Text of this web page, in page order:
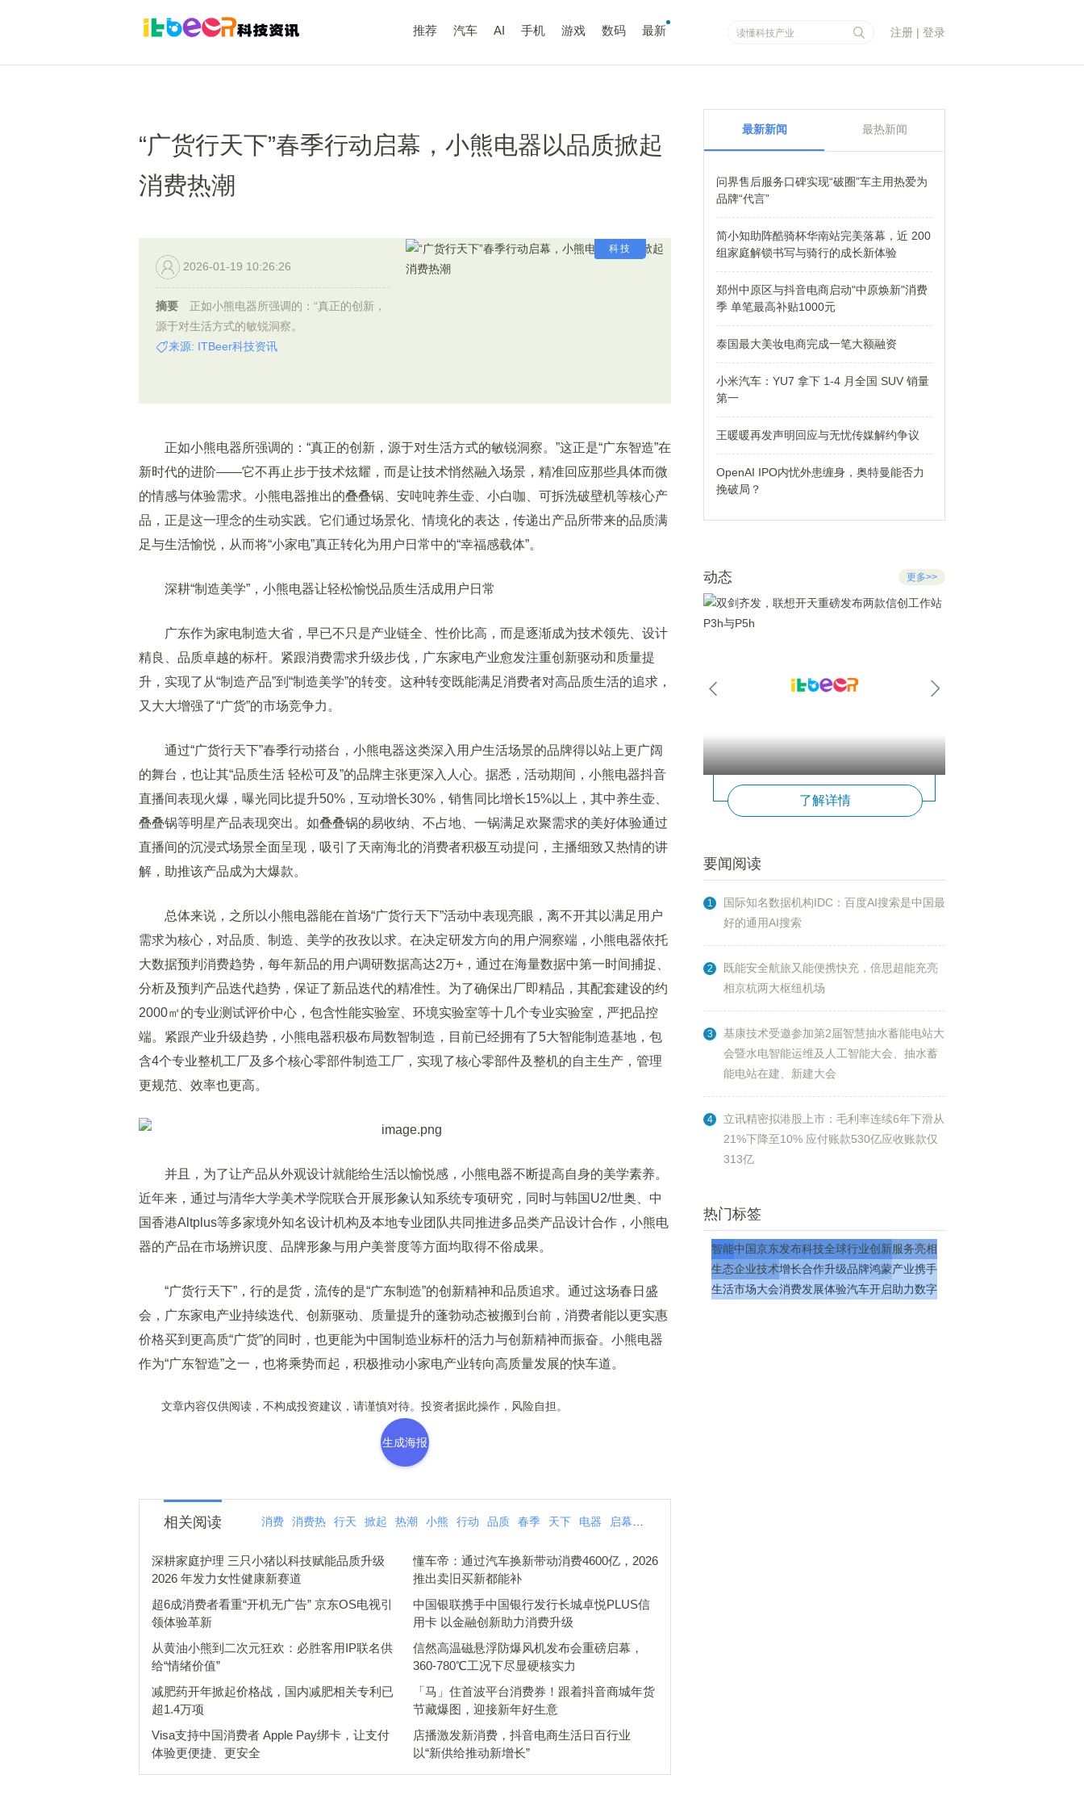
推荐 汽车 AI 手机 游戏 数码 最新 注册 | 登录
“广货行天下”春季行动启幕，小熊电器以品质掀起
消费热潮
科技
2026-01-19 10:26:26
摘要
正如小熊电器所强调的：“真正的创新，
源于对生活方式的敏锐洞察。
来源: ITBeer科技资讯
正如小熊电器所强调的：“真正的创新，源于对生活方式的敏锐洞察。”这正是“广东智造”在
新时代的进阶——它不再止步于技术炫耀，而是让技术悄然融入场景，精准回应那些具体而微
的情感与体验需求。小熊电器推出的叠叠锅、安吨吨养生壶、小白咖、可拆洗破壁机等核心产
品，正是这一理念的生动实践。它们通过场景化、情境化的表达，传递出产品所带来的品质满
足与生活愉悦，从而将“小家电”真正转化为用户日常中的“幸福感载体”。
深耕“制造美学”，小熊电器让轻松愉悦品质生活成用户日常
广东作为家电制造大省，早已不只是产业链全、性价比高，而是逐渐成为技术领先、设计
精良、品质卓越的标杆。紧跟消费需求升级步伐，广东家电产业愈发注重创新驱动和质量提
升，实现了从“制造产品”到“制造美学”的转变。这种转变既能满足消费者对高品质生活的追求，
又大大增强了“广货”的市场竞争力。
通过“广货行天下”春季行动搭台，小熊电器这类深入用户生活场景的品牌得以站上更广阔
的舞台，也让其“品质生活 轻松可及”的品牌主张更深入人心。据悉，活动期间，小熊电器抖音
直播间表现火爆，曝光同比提升50%，互动增长30%，销售同比增长15%以上，其中养生壶、
叠叠锅等明星产品表现突出。如叠叠锅的易收纳、不占地、一锅满足欢聚需求的美好体验通过
直播间的沉浸式场景全面呈现，吸引了天南海北的消费者积极互动提问，主播细致又热情的讲
解，助推该产品成为大爆款。
总体来说，之所以小熊电器能在首场“广货行天下”活动中表现亮眼，离不开其以满足用户
需求为核心，对品质、制造、美学的孜孜以求。在决定研发方向的用户洞察端，小熊电器依托
大数据预判消费趋势，每年新品的用户调研数据高达2万+，通过在海量数据中第一时间捕捉、
分析及预判产品迭代趋势，保证了新品迭代的精准性。为了确保出厂即精品，其配套建设的约
2000㎡的专业测试评价中心，包含性能实验室、环境实验室等十几个专业实验室，严把品控
端。紧跟产业升级趋势，小熊电器积极布局数智制造，目前已经拥有了5大智能制造基地，包
含4个专业整机工厂及多个核心零部件制造工厂，实现了核心零部件及整机的自主生产，管理
更规范、效率也更高。
并且，为了让产品从外观设计就能给生活以愉悦感，小熊电器不断提高自身的美学素养。
近年来，通过与清华大学美术学院联合开展形象认知系统专项研究，同时与韩国U2/世奥、中
国香港Altplus等多家境外知名设计机构及本地专业团队共同推进多品类产品设计合作，小熊电
器的产品在市场辨识度、品牌形象与用户美誉度等方面均取得不俗成果。
“广货行天下”，行的是货，流传的是“广东制造”的创新精神和品质追求。通过这场春日盛
会，广东家电产业持续迭代、创新驱动、质量提升的蓬勃动态被搬到台前，消费者能以更实惠
价格买到更高质“广货”的同时，也更能为中国制造业标杆的活力与创新精神而振奋。小熊电器
作为“广东智造”之一，也将乘势而起，积极推动小家电产业转向高质量发展的快车道。
文章内容仅供阅读，不构成投资建议，请谨慎对待。投资者据此操作，风险自担。
生成海报
相关阅读 消费 消费热 行天 掀起 热潮 小熊 行动 品质 春季 天下 电器 启幕
深耕家庭护理 三只小猪以科技赋能品质升级
2026 年发力女性健康新赛道
懂车帝：通过汽车换新带动消费4600亿，2026
推出卖旧买新都能补
超6成消费者看重“开机无广告” 京东OS电视引
领体验革新
中国银联携手中国银行发行长城卓悦PLUS信
用卡 以金融创新助力消费升级
从黄油小熊到二次元狂欢：必胜客用IP联名供
给“情绪价值”
信然高温磁悬浮防爆风机发布会重磅启幕，
360-780℃工况下尽显硬核实力
减肥药开年掀起价格战，国内减肥相关专利已
超1.4万项
「马」住首波平台消费券！跟着抖音商城年货
节藏爆图，迎接新年好生意
Visa支持中国消费者 Apple Pay绑卡，让支付
体验更便捷、更安全
店播激发新消费，抖音电商生活日百行业
以“新供给推动新增长”
最新新闻 最热新闻
问界售后服务口碑实现“破圈”车主用热爱为
品牌“代言”
简小知助阵酷骑杯华南站完美落幕，近 200
组家庭解锁书写与骑行的成长新体验
郑州中原区与抖音电商启动"中原焕新"消费
季 单笔最高补贴1000元
泰国最大美妆电商完成一笔大额融资
小米汽车：YU7 拿下 1-4 月全国 SUV 销量
第一
王暖暖再发声明回应与无忧传媒解约争议
OpenAI IPO内忧外患缠身，奥特曼能否力
挽破局？
动态 更多>>
了解详情
要闻阅读
1
国际知名数据机构IDC：百度AI搜索是中国最
好的通用AI搜索
2
既能安全航旅又能便携快充，倍思超能充亮
相京杭两大枢纽机场
3
基康技术受邀参加第2届智慧抽水蓄能电站大
会暨水电智能运维及人工智能大会、抽水蓄
能电站在建、新建大会
4
立讯精密拟港股上市：毛利率连续6年下滑从
21%下降至10% 应付账款530亿应收账款仅
313亿
热门标签
智能中国京东发布科技全球行业创新服务亮相
生态企业技术增长合作升级品牌鸿蒙产业携手
生活市场大会消费发展体验汽车开启助力数字